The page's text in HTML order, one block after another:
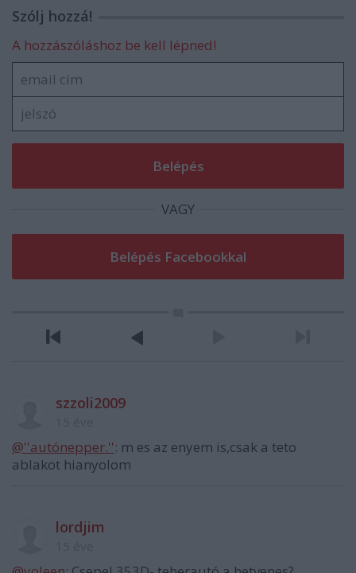
Szólj hozzá!
A hozzászóláshoz be kell lépned!
VAGY
szzoli2009
@''autónepper.'': m es az enyem is,csak a teto
ablakot hianyolom
lordjim